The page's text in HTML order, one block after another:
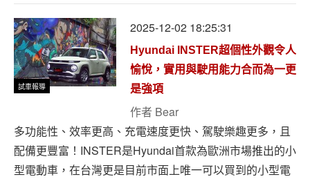
試車報導
2025-12-02 18:25:31
Hyundai INSTER超個性外觀令人
愉悅，實用與駛用能力合而為一更
是強項
作者 Bear
多功能性、效率更高、充電速度更快、駕駛樂趣更多，且
配備更豐富！INSTER是Hyundai首款為歐洲市場推出的小
型電動車，在台灣更是目前市面上唯一可以買到的小型電